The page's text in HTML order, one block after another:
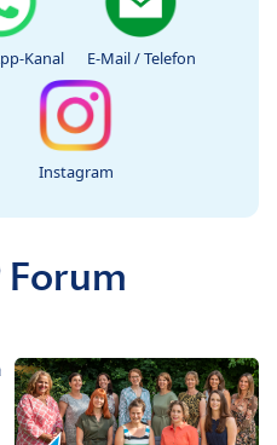
Kanal E-Mail / Telefon
Instagram
Forum